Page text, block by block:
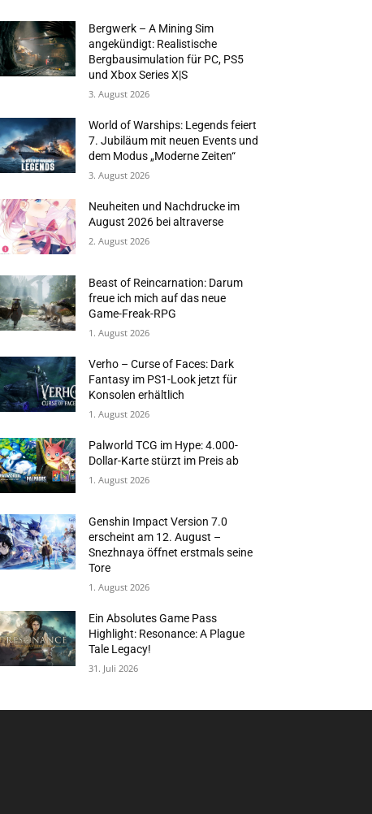
Bergwerk – A Mining Sim
angekündigt: Realistische
Bergbausimulation für PC, PS5
und Xbox Series X|S
3. August 2026
World of Warships: Legends feiert
7. Jubiläum mit neuen Events und
dem Modus „Moderne Zeiten“
3. August 2026
Neuheiten und Nachdrucke im
August 2026 bei altraverse
2. August 2026
Beast of Reincarnation: Darum
freue ich mich auf das neue
Game-Freak-RPG
1. August 2026
Verho – Curse of Faces: Dark
Fantasy im PS1-Look jetzt für
Konsolen erhältlich
1. August 2026
Palworld TCG im Hype: 4.000-
Dollar-Karte stürzt im Preis ab
1. August 2026
Genshin Impact Version 7.0
erscheint am 12. August –
Snezhnaya öffnet erstmals seine
Tore
1. August 2026
Ein Absolutes Game Pass
Highlight: Resonance: A Plague
Tale Legacy!
31. Juli 2026